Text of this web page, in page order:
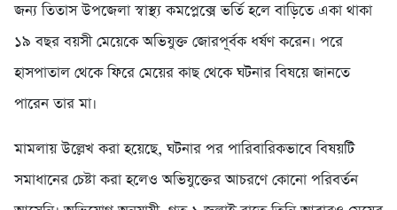
জন্য তিতাস উপজেলা স্বাস্থ্য কমপ্লেক্সে ভর্তি হলে বাড়িতে একা থাকা
১৯ বছর বয়সী মেয়েকে অভিযুক্ত জোরপূর্বক ধর্ষণ করেন। পরে
হাসপাতাল থেকে ফিরে মেয়ের কাছ থেকে ঘটনার বিষয়ে জানতে
পারেন তার মা।
মামলায় উল্লেখ করা হয়েছে, ঘটনার পর পারিবারিকভাবে বিষয়টি
সমাধানের চেষ্টা করা হলেও অভিযুক্তের আচরণে কোনো পরিবর্তন